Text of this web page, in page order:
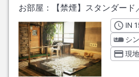
お部屋： 【禁煙】スタンダー
IN
シ
現